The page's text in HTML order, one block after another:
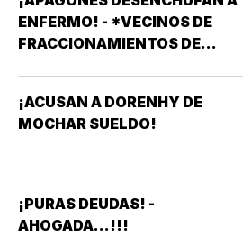
ENFERMO! - *VECINOS DE
FRACCIONAMIENTOS DE
AFECTAN ELEVADORES,
TRATAMIENTOS MÉDICOS Y
¡ACUSAN A DORENHY DE
MOCHAR SUELDO!
¡PURAS DEUDAS! -
AHOGADA...!!!